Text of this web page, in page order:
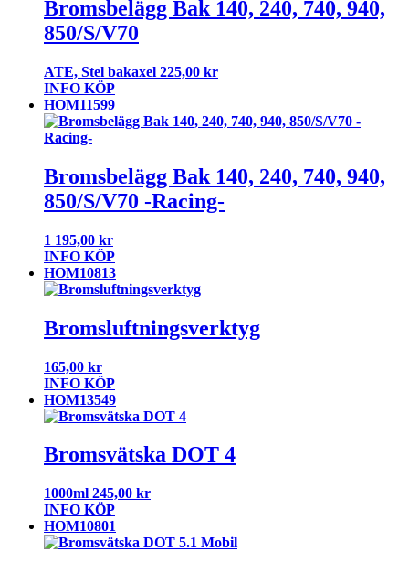
Bromsbelägg Bak 140, 240, 740, 940,
850/S/V70
ATE, Stel bakaxel 225,00 kr
INFO KÖP
HOM11599
Bromsbelägg Bak 140, 240, 740, 940,
850/S/V70 -Racing-
1 195,00 kr
INFO KÖP
HOM10813
Bromsluftningsverktyg
165,00 kr
INFO KÖP
HOM13549
Bromsvätska DOT 4
1000ml 245,00 kr
INFO KÖP
HOM10801